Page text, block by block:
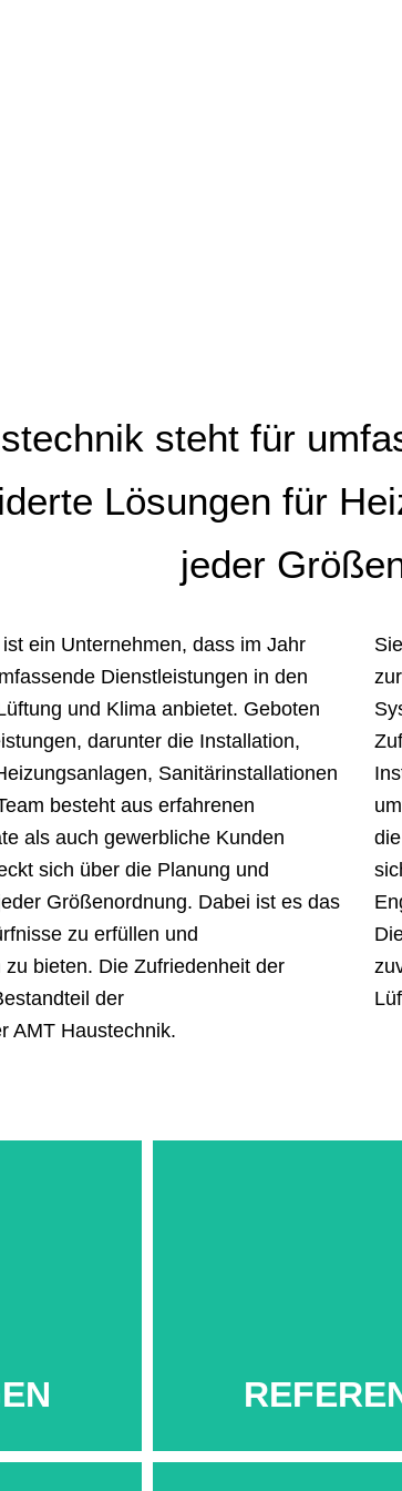
steht für
Lösungen für
jeder
ein Unternehmen, dass im Jahr
Dienstleistungen in den
und Klima anbietet. Geboten
darunter die Installation,
Sanitärinstallationen
besteht aus erfahrenen
als auch gewerbliche Kunden
sich über die Planung und
Größenordnung. Dabei ist es das
zu erfüllen und
bieten. Die Zufriedenheit der
der
AMT Haustechnik.